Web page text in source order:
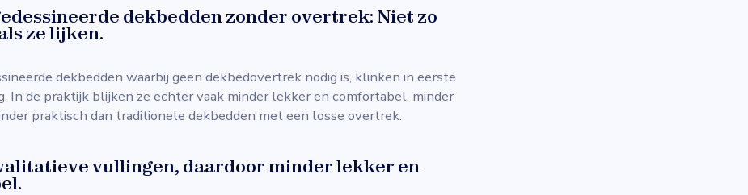
dekbedden zonder overtrek: Niet zo
ze lijken.
dekbedden waarbij geen dekbedovertrek nodig is, klinken in eerste
In de praktijk blijken ze echter vaak minder lekker en comfortabel, minder
praktisch dan traditionele dekbedden met een losse overtrek.
vullingen, daardoor minder lekker en